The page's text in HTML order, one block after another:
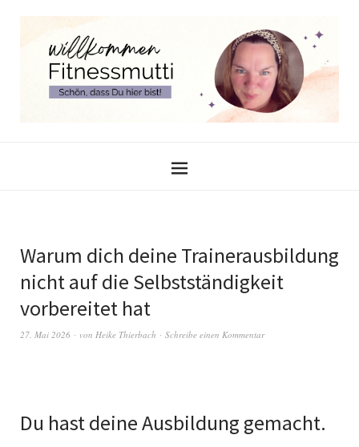
Warum dich deine Trainerausbildung
nicht auf die Selbstständigkeit
vorbereitet hat
27. Mai 2026 von Heike Thierbach Schreibe einen Kommentar
Du hast deine Ausbildung gemacht.